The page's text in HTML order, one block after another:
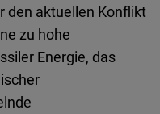
den aktuellen Konflikt
zu hohe
Energie, das